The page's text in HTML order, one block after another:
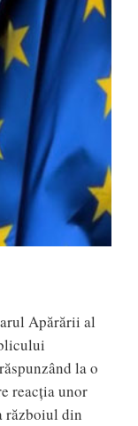
Apărării al
la o
reacţia unor
războiul din